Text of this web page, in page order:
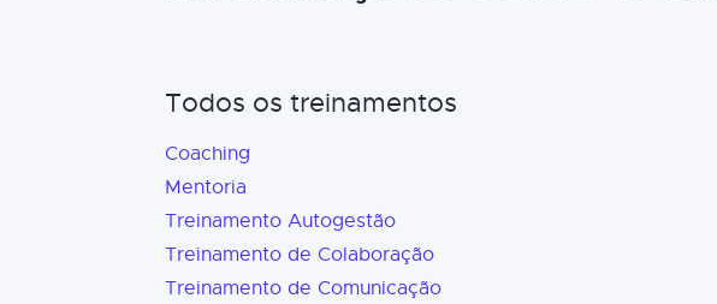
Todos os treinamentos
Coaching
Mentoria
Treinamento Autogestão
Treinamento de Colaboração
Treinamento de Comunicação